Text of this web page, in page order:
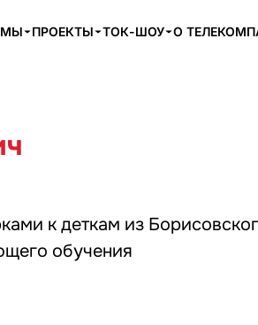
ПРОЕКТЫ ТОК-ШОУ О
к деткам из
обучения